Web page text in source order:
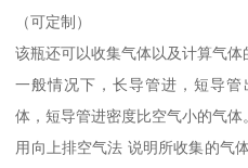
（可定制）
该瓶还可以收集气体以及计算气体
一般情况下，长导管进，短导
体，短导管进密度比空气小的气体
用向上排空气法 说明所收集的气